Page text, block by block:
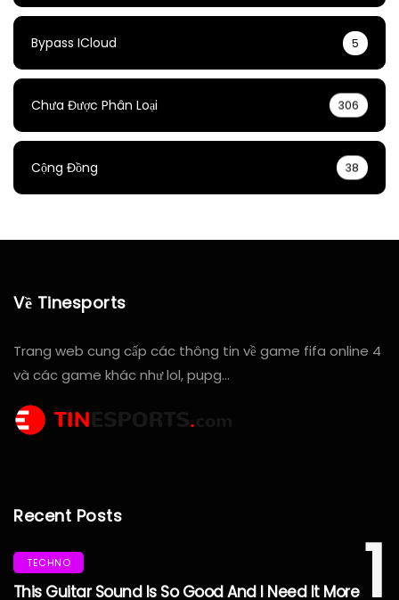
Bypass ICloud 5
Chưa Được Phân Loại 306
Cộng Đồng 38
Về Tinesports
Trang web cung cấp các thông tin về game fifa online 4
và các game khác như lol, pupg…
Recent Posts
1
TECHNO
This Guitar Sound Is So Good And I Need It More